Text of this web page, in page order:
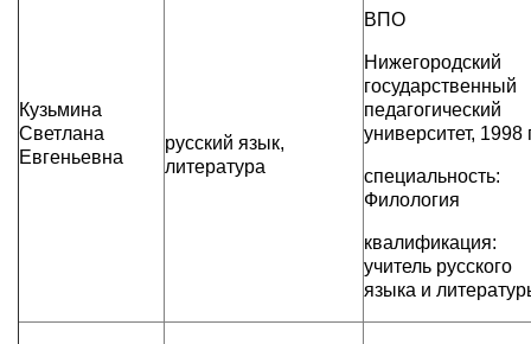
Кузьмина
Светлана
Евгеньевна
русский язык,
литература
ВПО
Нижегородский
государственный
педагогический
университет, 1998
специальность:
Филология
квалификация:
учитель русского
языка и